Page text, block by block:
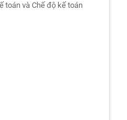
toán và Chế độ kế toán